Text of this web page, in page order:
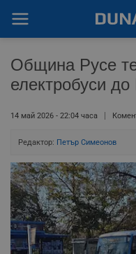
Община Русе
електробуси до
14 май 2026 - 22:04 часа
Редактор: Петър Симеонов